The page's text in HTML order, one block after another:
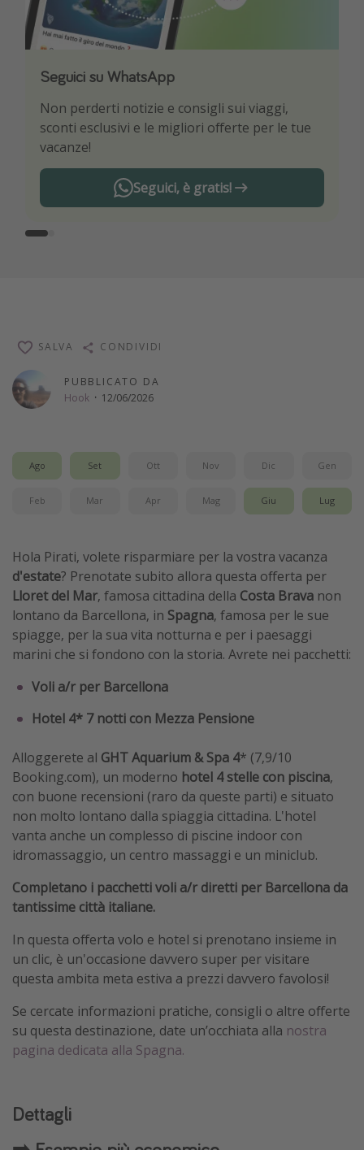
Seguici su WhatsApp
Non perderti notizie e consigli sui viaggi,
sconti esclusivi e le migliori offerte per le tue
vacanze!
Seguici, è gratis!
Scarica la nostra App
Sii il primo a conoscere le migliori offerte di
viaggio
PUBBLICATO DA
Hook · 12/06/2026
SALVA CONDIVIDI
Ago Set Ott Nov Dic Gen
Feb Mar Apr Mag Giu Lug
Hola Pirati, volete risparmiare per la vostra vacanza
d'estate? Prenotate subito allora questa offerta per
Lloret del Mar, famosa cittadina della Costa Brava non
lontano da Barcellona, in Spagna, famosa per le sue
spiagge, per la sua vita notturna e per i paesaggi
marini che si fondono con la storia. Avrete nei pacchetti:
Voli a/r per Barcellona
Hotel 4* 7 notti con Mezza Pensione
Alloggerete al GHT Aquarium & Spa 4* (7,9/10
Booking.com), un moderno hotel 4 stelle con piscina,
con buone recensioni (raro da queste parti) e situato
non molto lontano dalla spiaggia cittadina. L'hotel
vanta anche un complesso di piscine indoor con
idromassaggio, un centro massaggi e un miniclub.
Completano i pacchetti voli a/r diretti per Barcellona da
tantissime città italiane.
In questa offerta volo e hotel si prenotano insieme in
un clic, è un'occasione davvero super per visitare
questa ambita meta estiva a prezzi davvero favolosi!
Se cercate informazioni pratiche, consigli o altre offerte
su questa destinazione, date un’occhiata alla nostra
pagina dedicata alla Spagna.
Dettagli